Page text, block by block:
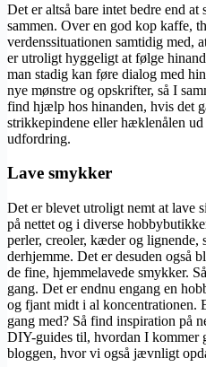
Det er altså bare intet bedre end
sammen. Over en god kop kaffe,
verdenssituationen samtidig med,
er utroligt hyggeligt at følge
man stadig kan føre dialog med
nye mønstre og opskrifter, så I
find hjælp hos hinanden, hvis det
strikkepindene eller hæklenålen
udfordring.
Lave smykker
Det er blevet utroligt nemt at lave
på nettet og i diverse
perler, creoler, kæder og lignende,
derhjemme. Det er desuden også
de fine, hjemmelavede smykker.
gang. Det er endnu engang en
og fjant midt i al koncentrationen.
gang med? Så find inspiration på
DIY-guides til, hvordan I kommer
bloggen, hvor vi også jævnligt